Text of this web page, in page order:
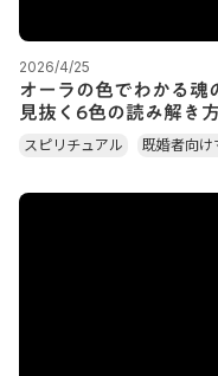
2026/4/25
オーラの色でわかる
見抜く6色の読み解き方
スピリチュアル 既婚者向け